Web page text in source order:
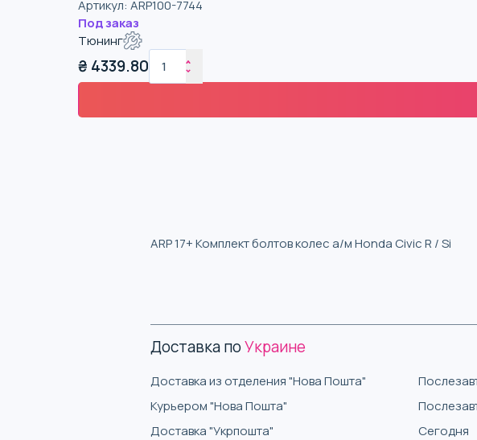
Артикул: ARP100-7744
Под заказ
Тюнинг
₴ 4339.80
ARP 17+ Комплект болтов колес а/м Honda Civic R / Si
Доставка поУкраине
Доставка из отделения "Нова Пошта"
Курьером "Нова Пошта"
Доставка "Укрпошта"
Сегодня